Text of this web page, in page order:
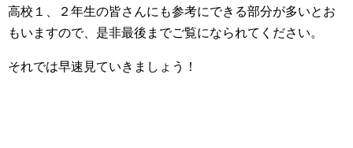
高校１、２年生の皆さんにも参考にできる部分が多いとお
もいますので、是非最後までご覧になられてください。
それでは早速見ていきましょう！